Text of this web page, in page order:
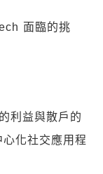
面臨的挑
利益與散戶的
化社交應用程